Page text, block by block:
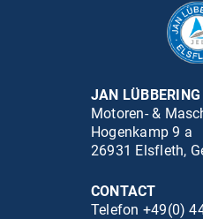
JAN
Motoren- &
Hogenkamp 9 a
26931 Elsfleth,
CONTACT
Telefon +49(0)